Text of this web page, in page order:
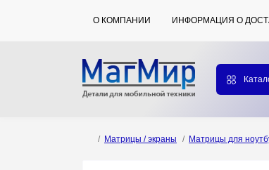
О КОМПАНИИ ИНФОРМАЦИЯ О
Матрицы / экраны Матрицы для